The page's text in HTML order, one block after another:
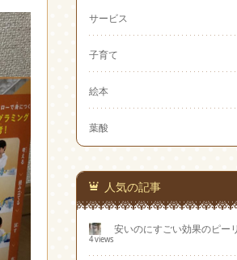
サービス
子育て
絵本
葉酸
人気の記事
安いのにすごい効果のピー
4 views